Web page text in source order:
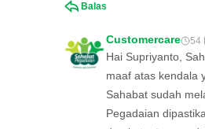
Balas
Customercare 54
Hai Supriyanto,
maaf atas kendala
Sahabat sudah
Pegadaian